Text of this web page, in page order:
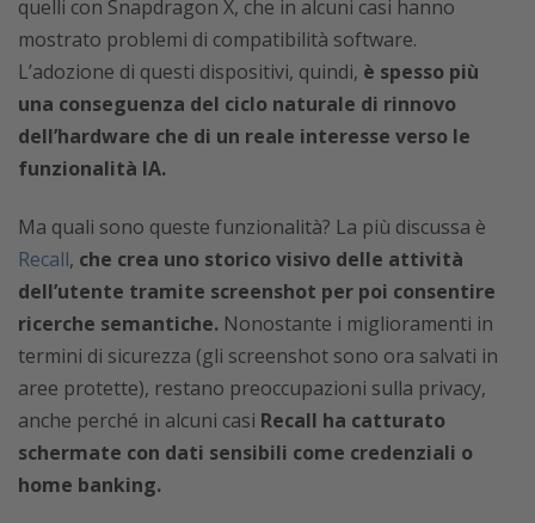
quelli con Snapdragon X, che in alcuni casi hanno
mostrato problemi di compatibilità software.
L’adozione di questi dispositivi, quindi, è spesso più
una conseguenza del ciclo naturale di rinnovo
dell’hardware che di un reale interesse verso le
funzionalità IA.
Ma quali sono queste funzionalità? La più discussa è
Recall, che crea uno storico visivo delle attività
dell’utente tramite screenshot per poi consentire
ricerche semantiche. Nonostante i miglioramenti in
termini di sicurezza (gli screenshot sono ora salvati in
aree protette), restano preoccupazioni sulla privacy,
anche perché in alcuni casi Recall ha catturato
schermate con dati sensibili come credenziali o
home banking.